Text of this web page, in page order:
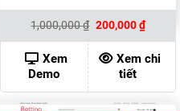
₫.
1,000,000₫ Giá
gốc
là:
1,000,000 ₫.
200,000₫Giá
hiện
tại
là:
Xem
Demo
Xem chi
tiết